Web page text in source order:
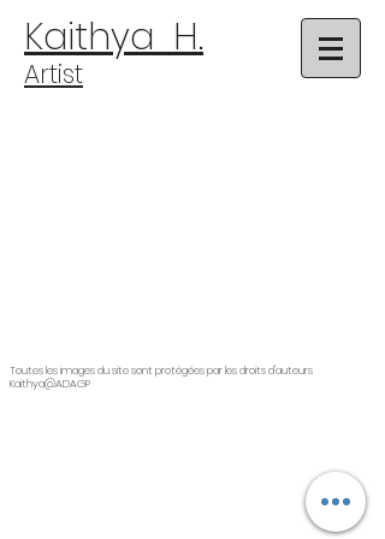
​​​​​​​Kaithya H.
​​​Artist
Toutes les images du site sont protégées par les droits d'auteurs
Kaithya@ADAGP